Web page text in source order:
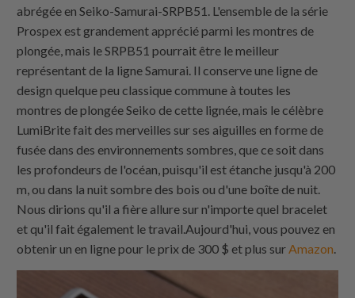
abrégée en Seiko-Samurai-SRPB51. L'ensemble de la série
Prospex est grandement apprécié parmi les montres de
plongée, mais le SRPB51 pourrait être le meilleur
représentant de la ligne Samurai. Il conserve une ligne de
design quelque peu classique commune à toutes les
montres de plongée Seiko de cette lignée, mais le célèbre
LumiBrite fait des merveilles sur ses aiguilles en forme de
fusée dans des environnements sombres, que ce soit dans
les profondeurs de l'océan, puisqu'il est étanche jusqu'à 200
m, ou dans la nuit sombre des bois ou d'une boîte de nuit.
Nous dirions qu'il a fière allure sur n'importe quel bracelet
et qu'il fait également le travail.Aujourd'hui, vous pouvez en
obtenir un en ligne pour le prix de 300 $ et plus surAmazon.